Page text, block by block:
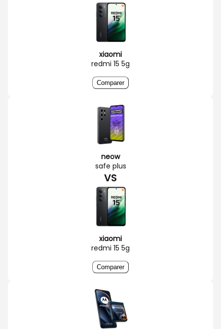
xiaomi
redmi 15 5g
Comparer
neow
safe plus
VS
xiaomi
redmi 15 5g
Comparer